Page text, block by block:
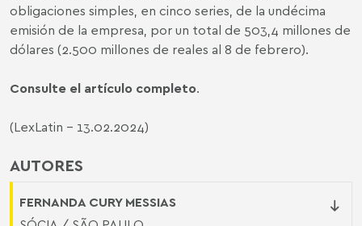
AUTORES
FERNANDA CURY MESSIAS
obligaciones simples, en cinco series, de la undécima
emisión de la empresa, por un total de 503,4 millones de
dólares (2.500 millones de reales al 8 de febrero).
Consulte el artículo completo.
(LexLatin - 13.02.2024)